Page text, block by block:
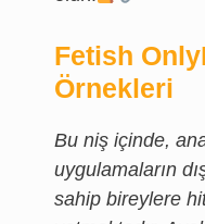
Fetish
Örnekleri
Bu niş içinde,
uygulamaların
sahip bireylere